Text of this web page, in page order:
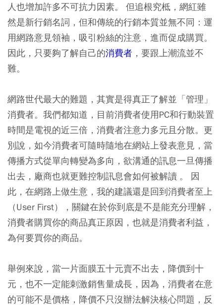
人也增加許多不可抗力因素。 但追根究柢，網紅雖
然是新行銷名詞，但和傳統的行銷本質並無不同：運
用網路意見領袖，吸引粉絲的注意，進而促成購買。
因此，只要夠了解自己的消費者 ，要跟上潮流並不
難。
網路世代最大的難題，其實是得真正了解並「管理」
消費者。我們都知道，目前消費者使用PC和行動裝置
時間是電視的近三倍，消費者注意力多元且分散。更
別說，如今消費者可隨時隨地在網站上發表意見，當
傳播方式從單向轉變為多向，欲溝通的訊息一旦傳播
出去，廠商也就更難控制訊息會如何被解讀 。 因
此，在網路上做生意，我的建議還是回到消費者至上
（User First），關鍵在於你到底是不是能充分理解，
消費者購買你的商品真正原因，也就是消費者利益，
為何要買你的商品。
舉例來說，當一片面膜五十元賣不出去，降價到十
元，也不一定能刺激銷售量成長，因為，消費者在意
的可能不是價格，降價不只沒辦法解決核心問題，反